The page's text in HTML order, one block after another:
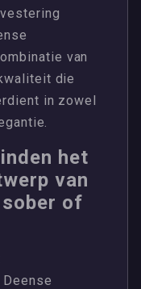
van
die
in zowel
het
van
sober of